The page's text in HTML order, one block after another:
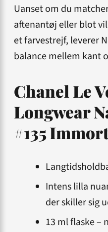
Uanset om du
aftenantøj eller blot
et farvestrejf, leverer
balance mellem kant
Chanel Le
Longwear
#135
Intens lilla
der skiller sig
13 ml flaske –